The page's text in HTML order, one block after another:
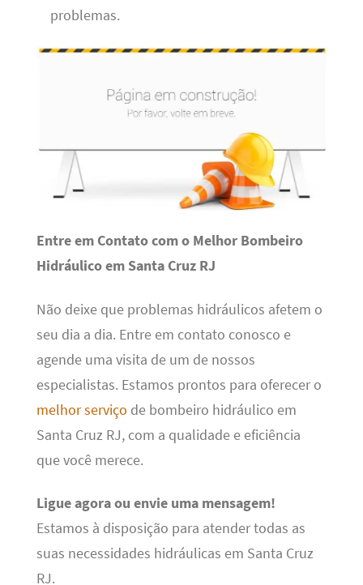
problemas.
Entre em Contato com o Melhor Bombeiro
Hidráulico em Santa Cruz RJ
Não deixe que problemas hidráulicos afetem o
seu dia a dia. Entre em contato conosco e
agende uma visita de um de nossos
especialistas. Estamos prontos para oferecer o
melhor serviço de bombeiro hidráulico em
Santa Cruz RJ, com a qualidade e eficiência
que você merece.
Ligue agora ou envie uma mensagem!
Estamos à disposição para atender todas as
suas necessidades hidráulicas em Santa Cruz
RJ.